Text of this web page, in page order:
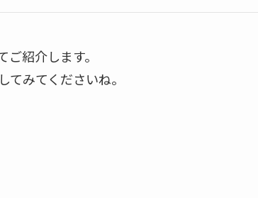
紹介します。
みてくださいね。